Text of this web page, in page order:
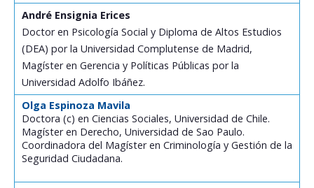
André Ensignia Erices
Doctor en Psicología Social y Diploma de Altos Estudios
(DEA) por la Universidad Complutense de Madrid,
Magíster en Gerencia y Políticas Públicas por la
Universidad Adolfo Ibáñez.
Olga Espinoza Mavila
Doctora (c) en Ciencias Sociales, Universidad de Chile.
Magíster en Derecho, Universidad de Sao Paulo.
Coordinadora del Magíster en Criminología y Gestión de la
Seguridad Ciudadana.